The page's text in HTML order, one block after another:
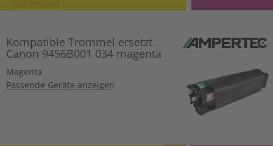
zzgl. Versand
Kompatible Trommel ersetzt
Canon 9456B001 034 magenta
Magenta
Passende Geräte anzeigen